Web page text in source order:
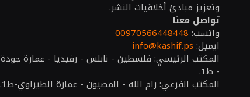
وتعزيز مبادئ أخلاقيات النشر.
تواصل معنا
واتسب: 00970566448448
ايميل: info@kashif.ps
المكتب الرئيسي: فلسطين - نابلس - رفيديا - عمارة جودة
- ط1.
المكتب الفرعي: رام الله - المصيون - عمارة الطيراوي-ط1.